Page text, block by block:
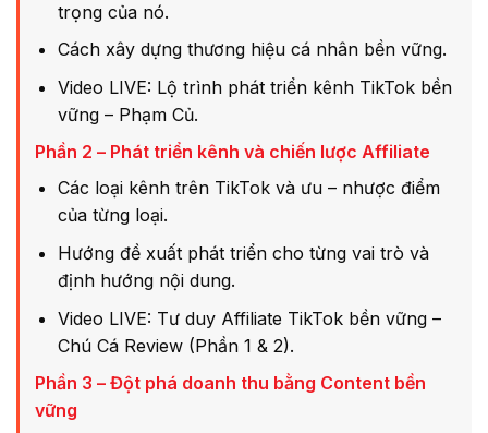
trọng của nó.
Cách xây dựng thương hiệu cá nhân bền vững.
Video LIVE: Lộ trình phát triển kênh TikTok bền
vững – Phạm Củ.
Phần 2 – Phát triển kênh và chiến lược Affiliate
Các loại kênh trên TikTok và ưu – nhược điểm
của từng loại.
Hướng đề xuất phát triển cho từng vai trò và
định hướng nội dung.
Video LIVE: Tư duy Affiliate TikTok bền vững –
Chú Cá Review (Phần 1 & 2).
Phần 3 – Đột phá doanh thu bằng Content bền
vững